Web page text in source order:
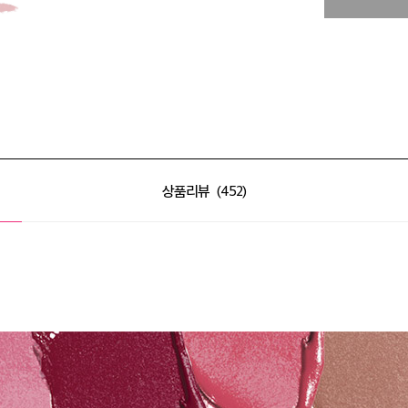
상품리뷰 452